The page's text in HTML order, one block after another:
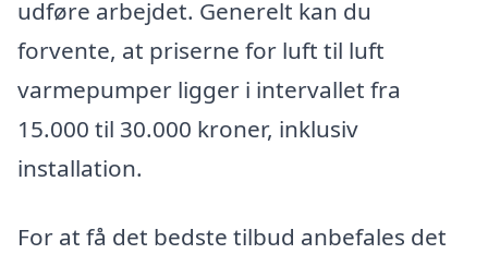
udføre arbejdet. Generelt kan du
forvente, at priserne for luft til luft
varmepumper ligger i intervallet fra
15.000 til 30.000 kroner, inklusiv
installation.
For at få det bedste tilbud anbefales det